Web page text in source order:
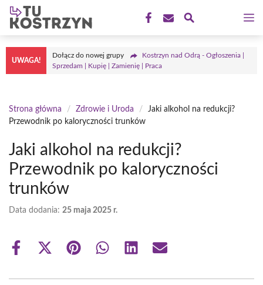
Przejdź
treści
UWAGA!
Dołącz do nowej grupy
Kostrzyn nad Odrą - Ogłoszenia |
Sprzedam | Kupię | Zamienię | Praca
Strona główna / Zdrowie i Uroda /
Jaki alkohol na redukcji?
Przewodnik po kaloryczności trunków
Jaki alkohol na redukcji?
Przewodnik po kaloryczności
trunków
Data dodania: 25 maja 2025 r.
Share
Share
(Twitter)
Share Share Share Share